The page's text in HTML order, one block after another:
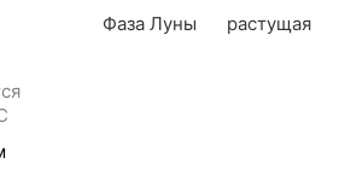
Фаза Луны
растущая